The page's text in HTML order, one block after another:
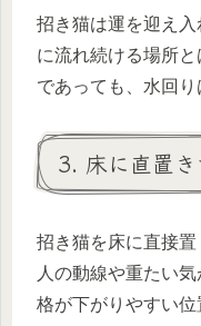
招き猫は運を迎え
に流れ続ける場所
であっても、水回り
3. 床に直置
招き猫を床に直接
人の動線や重たい
格が下がりやすい位